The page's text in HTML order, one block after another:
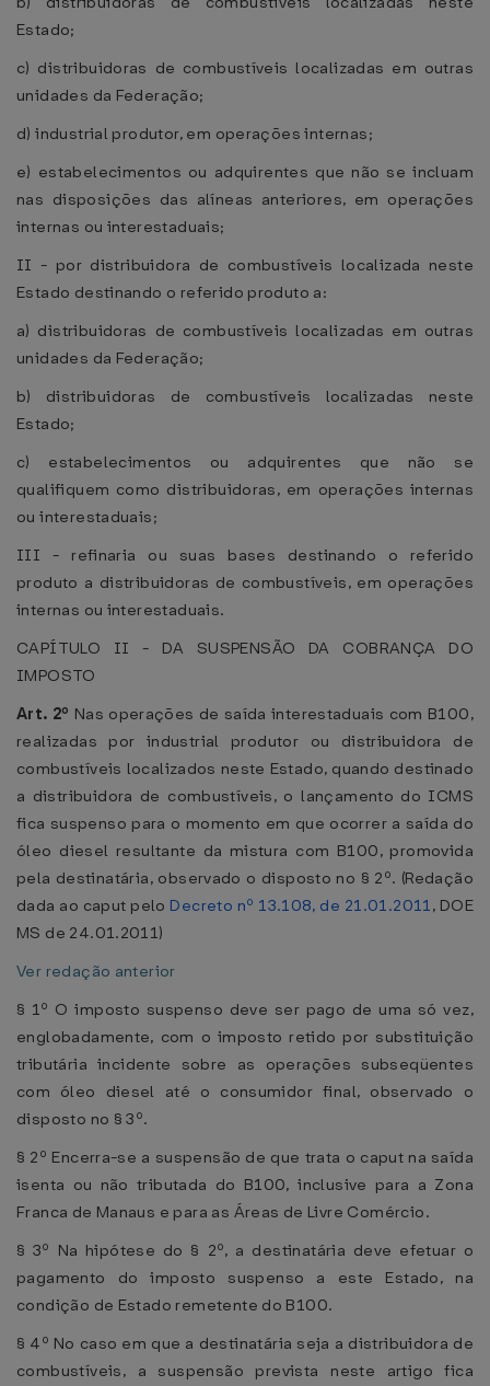
Estado;
c) distribuidoras de combustíveis localizadas em outras
unidades da Federação;
d) industrial produtor, em operações internas;
e) estabelecimentos ou adquirentes que não se incluam
nas disposições das alíneas anteriores, em operações
internas ou interestaduais;
II - por distribuidora de combustíveis localizada neste
Estado destinando o referido produto a:
a) distribuidoras de combustíveis localizadas em outras
unidades da Federação;
b) distribuidoras de combustíveis localizadas neste
Estado;
c) estabelecimentos ou adquirentes que não se
qualifiquem como distribuidoras, em operações internas
ou interestaduais;
III - refinaria ou suas bases destinando o referido
produto a distribuidoras de combustíveis, em operações
internas ou interestaduais.
CAPÍTULO II - DA SUSPENSÃO DA COBRANÇA DO
IMPOSTO
Art. 2º Nas operações de saída interestaduais com B100,
realizadas por industrial produtor ou distribuidora de
combustíveis localizados neste Estado, quando destinado
a distribuidora de combustíveis, o lançamento do ICMS
fica suspenso para o momento em que ocorrer a saída do
óleo diesel resultante da mistura com B100, promovida
pela destinatária, observado o disposto no § 2º. (Redação
dada ao caput pelo Decreto nº 13.108, de 21.01.2011, DOE
MS de 24.01.2011)
Ver redação anterior
§ 1º O imposto suspenso deve ser pago de uma só vez,
englobadamente, com o imposto retido por substituição
tributária incidente sobre as operações subseqüentes
com óleo diesel até o consumidor final, observado o
disposto no § 3º.
§ 2º Encerra-se a suspensão de que trata o caput na saída
isenta ou não tributada do B100, inclusive para a Zona
Franca de Manaus e para as Áreas de Livre Comércio.
§ 3º Na hipótese do § 2º, a destinatária deve efetuar o
pagamento do imposto suspenso a este Estado, na
condição de Estado remetente do B100.
§ 4º No caso em que a destinatária seja a distribuidora de
combustíveis, a suspensão prevista neste artigo fica